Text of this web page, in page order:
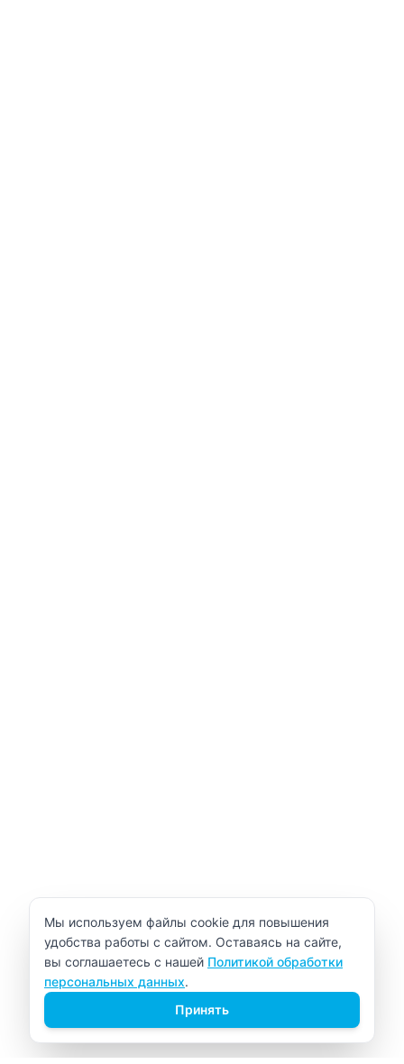
Уведомление об использовании cookie
Мы используем файлы cookie для повышения
удобства работы с сайтом. Оставаясь на сайте,
вы соглашаетесь с нашей Политикой обработки
персональных данных.
Принять